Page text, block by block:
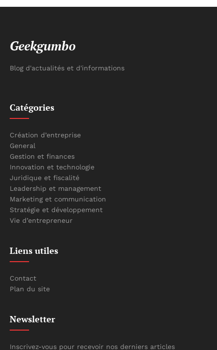
Geekgumbo
Blog d'actualités et d'informations
Catégories
Création d’entreprise
General
Gestion et finances
Innovation et technologie
Juridique et fiscalité
Leadership et management
Marketing et communication
Stratégie et développement
Vie d’entrepreneur
Liens utiles
Contact
Plan du site
Newsletter
Inscrivez-vous pour recevoir nos derniers articles